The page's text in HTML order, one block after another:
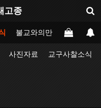
고종
불교와의만남 업무포털
사진자료 교구사찰소식